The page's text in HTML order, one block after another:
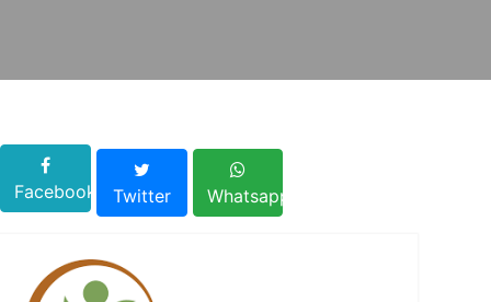
Facebook Twitter Whatsapp